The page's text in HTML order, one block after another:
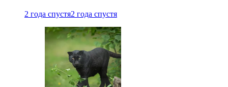
2 года спустя2 года спустя